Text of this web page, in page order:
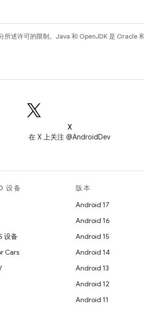
所述许可的限制。Java 和 OpenJDK 是 Oracle
X
在 X 上关注 @AndroidDev
设备
设备
Cars
版本
Android 17
Android 16
Android 15
Android 14
Android 13
Android 12
Android 11